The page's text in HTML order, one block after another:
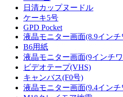
日清カップヌードル
ケーキ5号
GPD Pocket
液晶モニター画面(8.9インチ
B6用紙
液晶モニター画面(9インチ
ビデオテープ(VHS)
キャンバス(F0号)
液晶モニター画面(9.4インチ